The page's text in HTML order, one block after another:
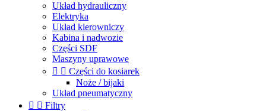
Układ hydrauliczny
Elektryka
Układ kierowniczy
Kabina i nadwozie
Części SDF
Maszyny uprawowe
  Części do kosiarek
Noże / bijaki
Układ pneumatyczny
  Filtry